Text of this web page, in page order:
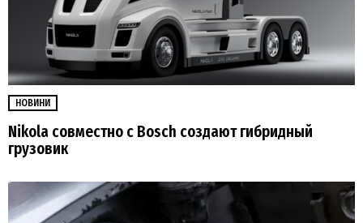
НОВИНИ
Nikola совместно с Bosch создают гибридный
грузовик